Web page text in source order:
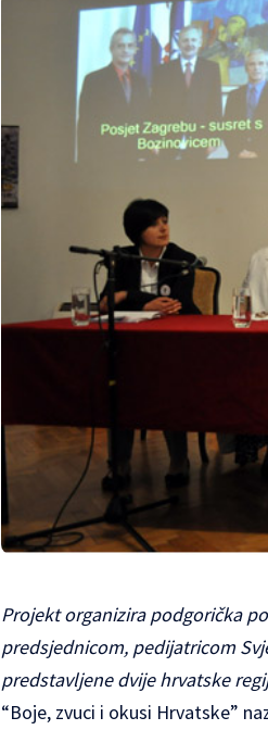
Projekt organizira podgorička
predsjednicom, pedijatricom
predstavljene dvije hrvatske
“Boje, zvuci i okusi Hrvatske”